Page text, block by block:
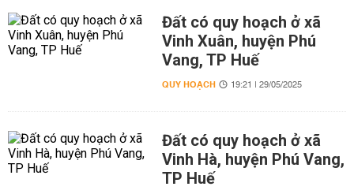
Đất có quy hoạch ở xã
Vinh Xuân, huyện Phú
Vang, TP Huế
QUY HOẠCH 19:21 | 29/05/2025
Đất có quy hoạch ở xã
Vinh Hà, huyện Phú Vang,
TP Huế